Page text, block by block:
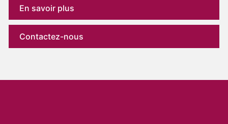
En savoir plus
Contactez-nous